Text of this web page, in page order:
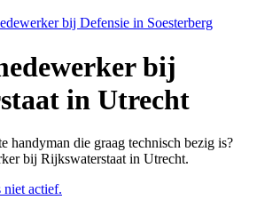
bij Defensie in Soesterberg
bij
in Utrecht
handyman die graag technisch bezig is?
bij Rijkswaterstaat in Utrecht.
niet actief.